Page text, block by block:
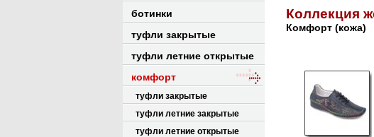
ботинки
туфли закрытые
туфли летние открытые
комфорт
туфли закрытые
туфли летние закрытые
туфли летние открытые
Коллекция
Комфорт (кожа)